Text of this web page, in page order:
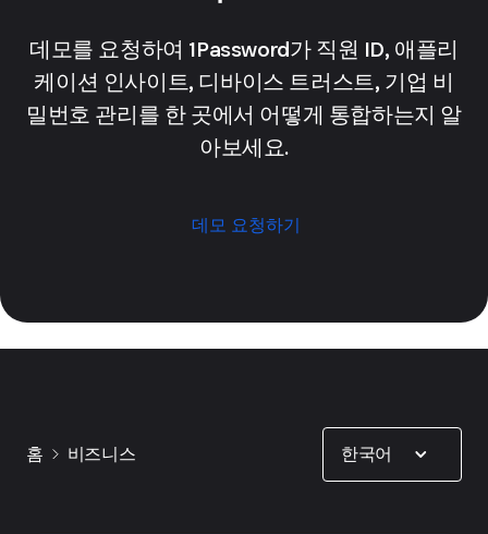
데모를 요청하여 1Password가 직원 ID, 애플리
케이션 인사이트, 디바이스 트러스트, 기업 비
밀번호 관리를 한 곳에서 어떻게 통합하는지 알
아보세요.
데모 요청하기
홈 비즈니스 한국어
Show options